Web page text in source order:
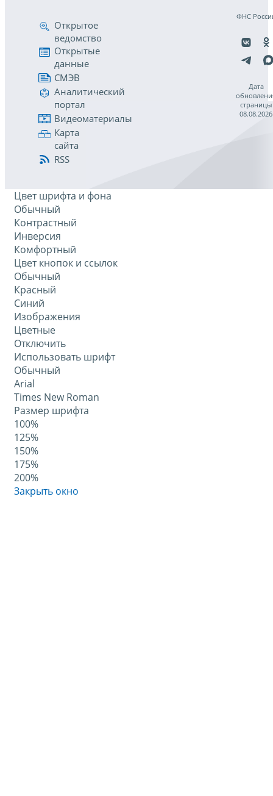
Открытое
ведомство
Открытые
данные
СМЭВ
Аналитический
портал
Видеоматериалы
Карта
сайта
RSS
ФНС
Дата
страницы
08.08.2026
Цвет шрифта и фона
Обычный
Контрастный
Инверсия
Комфортный
Цвет кнопок и ссылок
Обычный
Красный
Синий
Изображения
Цветные
Отключить
Использовать шрифт
Обычный
Arial
Times New Roman
Размер шрифта
100%
125%
150%
175%
200%
Закрыть окно